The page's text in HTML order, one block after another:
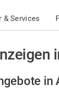
& Services
in